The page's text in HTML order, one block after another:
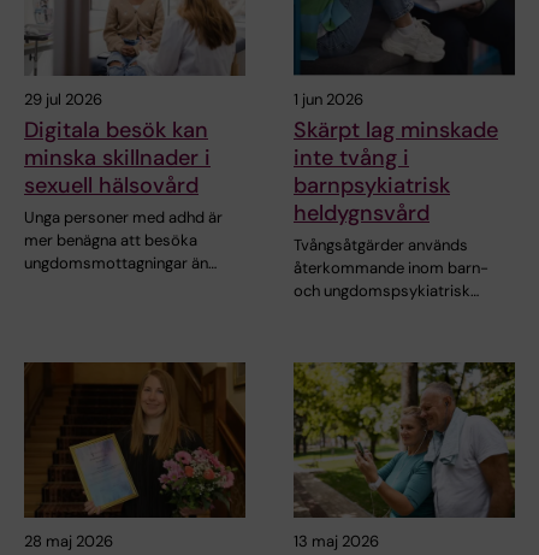
29 jul 2026
Digitala besök kan
minska skillnader i
sexuell hälsovård
Unga personer med adhd är
mer benägna att besöka
ungdomsmottagningar än…
1 jun 2026
Skärpt lag minskade
inte tvång i
barnpsykiatrisk
heldygnsvård
Tvångsåtgärder används
återkommande inom barn-
och ungdomspsykiatrisk…
28 maj 2026 13 maj 2026